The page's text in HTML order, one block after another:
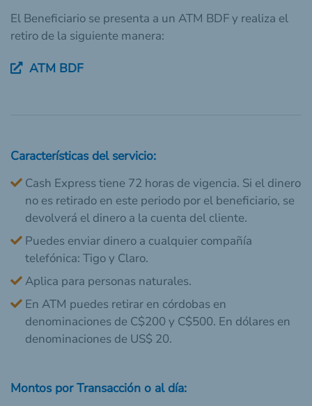
El Beneficiario se presenta a un ATM BDF y realiza el
retiro de la siguiente manera:
ATM BDF
Características del servicio:
Cash Express tiene 72 horas de vigencia. Si el dinero
no es retirado en este periodo por el beneficiario, se
devolverá el dinero a la cuenta del cliente.
Puedes enviar dinero a cualquier compañía
telefónica: Tigo y Claro.
Aplica para personas naturales.
En ATM puedes retirar en córdobas en
denominaciones de C$200 y C$500. En dólares en
denominaciones de US$ 20.
Montos por Transacción o al día: